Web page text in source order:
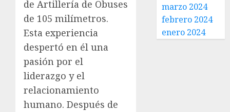
de Artillería de Obuses
de 105 milímetros.
Esta experiencia
despertó en él una
pasión por el
liderazgo y el
relacionamiento
humano. Después de
marzo 2024
febrero 2024
enero 2024